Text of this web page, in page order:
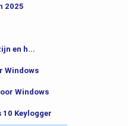
2025
en h...
Windows
Windows
10 Keylogger